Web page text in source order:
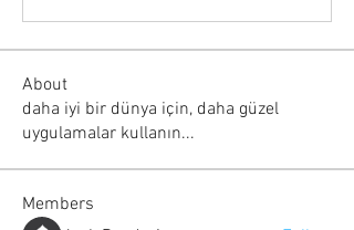
About
daha iyi bir dünya için, daha güzel
uygulamalar kullanın...
Members